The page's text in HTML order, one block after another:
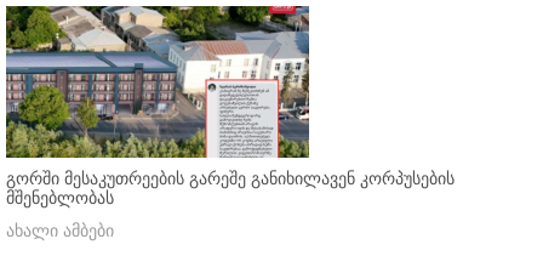
გორში მესაკუთრეების გარეშე განიხილავენ კორპუსების
მშენებლობას
ახალი ამბები